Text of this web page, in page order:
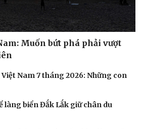
Giải trí
Muốn bứt phá phải vượt
Việt Nam 7 tháng 2026: Những con
làng biển Đắk Lắk giữ chân du